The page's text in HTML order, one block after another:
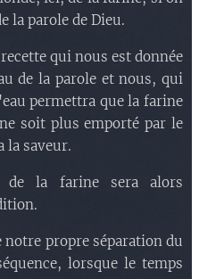
la parole de Dieu.
qui nous est donnée
de la parole et nous, qui
permettra que la farine
soit plus emporté par le
la saveur.
la farine sera alors
notre propre séparation du
lorsque le temps